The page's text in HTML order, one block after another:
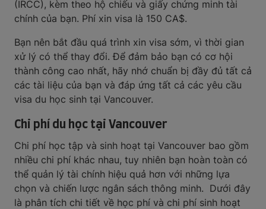
(IRCC), kèm theo hộ chiếu và giấy chứng minh tài
chính của bạn. Phí xin visa là 150 CA$.
Bạn nên bắt đầu quá trình xin visa sớm, vì thời gian
xử lý có thể thay đổi. Để đảm bảo bạn có cơ hội
thành công cao nhất, hãy nhớ chuẩn bị đầy đủ tất cả
các tài liệu của bạn và đáp ứng tất cả các yêu cầu
visa du học sinh tại Vancouver.
Chi phí du học tại Vancouver
Chi phí học tập và sinh hoạt tại Vancouver bao gồm
nhiều chi phí khác nhau, tuy nhiên bạn hoàn toàn có
thể quản lý tài chính hiệu quả hơn với những lựa
chọn và chiến lược ngân sách thông minh. Dưới đây
là phân tích chi tiết về học phí và chi phí sinh hoạt